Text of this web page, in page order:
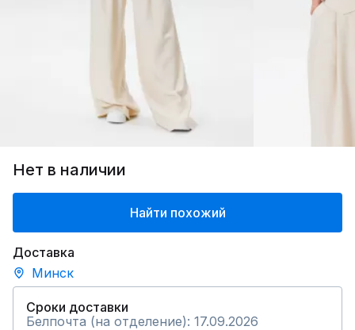
Нет в наличии
Найти похожий
Доставка
Минск
Сроки доставки
Белпочта (на отделение): 17.09.2026